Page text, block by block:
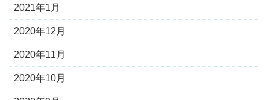
2021年1月
2020年12月
2020年11月
2020年10月